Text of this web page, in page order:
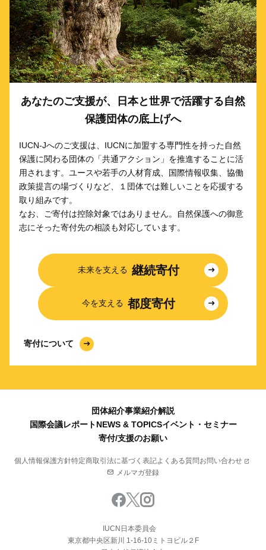
あなたのご支援が、日本と世界で活躍する自然
保護団体の底上げへ
IUCN-Jへのご支援は、IUCNに加盟する専門性を持った自然
保護に関わる団体の「共通アクション」を推進することに活
用されます。ユースや若手の人材育成、国際情報収集、協働
政策提言の場づくりなど、１団体では難しいことを応援する
取り組みです。
なお、ご寄付は控除対象ではありません。自然保護への御意
志にそった寄付先の相談も対応しています。
未来を支える 継続寄付
今を支える 都度寄付
寄付について
団体紹介事業紹介解説
国際会議レポートNEWS & TOPICSイベント・セミナー
寄付/支援のお願い
個人情報保護方針特定商取引法に基づく表記よくある質問お問い合わせ
メルマガ登録
IUCN日本委員会
東京都中央区新川 1-16-10ミトヨビル２F